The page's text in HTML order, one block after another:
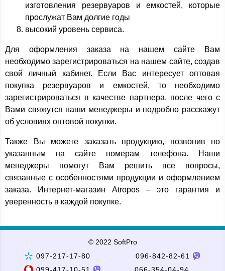
изготовления резервуаров и емкостей, которые
прослужат Вам долгие годы
высокий уровень сервиса.
Для оформления заказа на нашем сайте Вам
необходимо зарегистрироваться на нашем сайте, создав
свой личный кабинет. Если Вас интересует оптовая
покупка резервуаров и емкостей, то необходимо
зарегистрироваться в качестве партнера, после чего с
Вами свяжутся наши менеджеры и подробно расскажут
об условиях оптовой покупки.
Также Вы можете заказать продукцию, позвонив по
указанным на сайте номерам телефона. Наши
менеджеры помогут Вам решить все вопросы,
связанные с особенностями продукции и оформлением
заказа. Интернет-магазин Atropos – это гарантия и
уверенность в каждой покупке.
© 2022 SoftPro
097-217-17-80
096-842-82-61